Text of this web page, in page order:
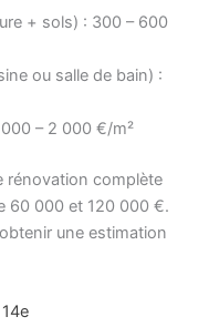
+ sols) : 300 – 600
ou salle de bain) :
000 – 2 000 €/m²
rénovation complète
60 000 et 120 000 €.
une estimation